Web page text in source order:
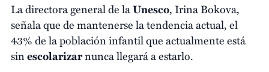
La directora general de laUnesco, Irina Bokova,
señala que de mantenerse la tendencia actual, el
43% de la población infantil que actualmente está
sinescolarizarnunca llegará a estarlo.